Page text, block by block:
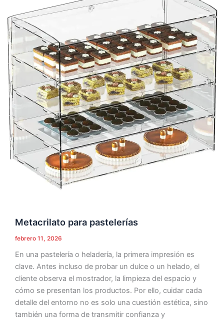
Metacrilato para pastelerías
febrero 11, 2026
En una pastelería o heladería, la primera impresión es
clave. Antes incluso de probar un dulce o un helado, el
cliente observa el mostrador, la limpieza del espacio y
cómo se presentan los productos. Por ello, cuidar cada
detalle del entorno no es solo una cuestión estética, sino
también una forma de transmitir confianza y
pastelerías